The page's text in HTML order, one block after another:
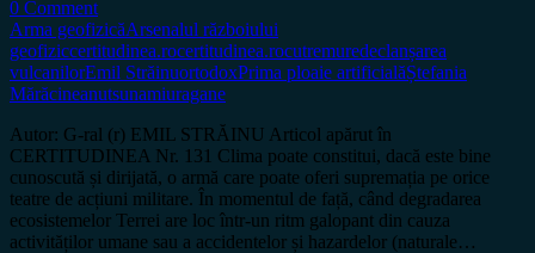
0 Comment
Arma geofizicăArsenalul războiului
geofiziccertitudinea.rocertitudinea.rocutremuredeclanșarea
vulcanilorEmil StrăinuortodoxPrima ploaie artificialăȘtefania
Mărăcineanutsunamiuragane
Autor: G-ral (r) EMIL STRĂINU Articol apărut în
CERTITUDINEA Nr. 131 Clima poate constitui, dacă este bine
cunoscută și dirijată, o armă care poate oferi supremația pe orice
teatre de acțiuni militare. În momentul de față, când degradarea
ecosistemelor Terrei are loc într-un ritm galopant din cauza
activităților umane sau a accidentelor și hazardelor (naturale…